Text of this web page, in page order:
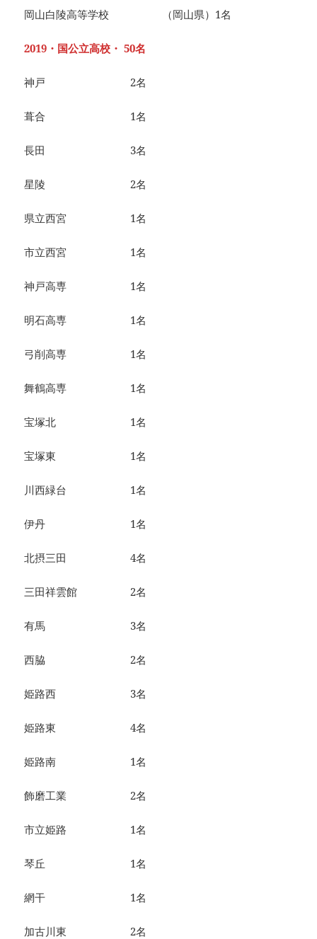
岡山白陵高等学校 （岡山県）1名
2019・国公立高校・ 50名
神戸 2名
葺合 1名
長田 3名
星陵 2名
県立西宮 1名
市立西宮 1名
神戸高専 1名
明石高専 1名
弓削高専 1名
舞鶴高専 1名
宝塚北 1名
宝塚東 1名
川西緑台 1名
伊丹 1名
北摂三田 4名
三田祥雲館 2名
有馬 3名
西脇 2名
姫路西 3名
姫路東 4名
姫路南 1名
飾磨工業 2名
市立姫路 1名
琴丘 1名
網干 1名
加古川東 2名